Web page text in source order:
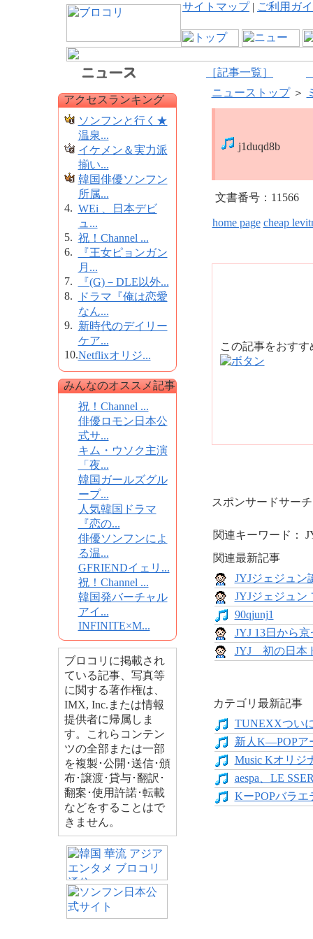
サイトマップ| ご利用ガ
［記事一覧］
アクセスランキング
ソンフンと行く★
温泉...
イケメン＆実力派
揃い...
韓国俳優ソンフン
所属...
4. WEi 、日本デビ
ュ...
5. 祝！Channel ...
6.
『王女ピョンガン
月...
7.
『(G)－DLE以外...
8.
ドラマ『俺は恋愛
なん...
9. 新時代のデイリー
ケア...
10.Netflixオリジ...
みんなのオススメ記事
祝！Channel ...
俳優ロモン日本公
式サ...
キム・ウソク主演
「夜...
韓国ガールズグル
ープ...
人気韓国ドラマ
『恋の...
俳優ソンフンによ
る温...
GFRIENDイェリ...
祝！Channel ...
韓国発バーチャル
アイ...
INFINITE×M...
ブロコリに掲載され
ている記事、写真等
に関する著作権は、
IMX, Inc.または情報
提供者に帰属しま
す。これらコンテン
ツの全部または一部
を複製･公開･送信･頒
布･譲渡･貸与･翻訳･
翻案･使用許諾･転載
などをすることはで
きません。
ニューストップ＞
j1duqd8b
文書番号：11566
home page cheap
この記事をおす
スポンサードサーチ
関連キーワード：
関連最新記事
JYJジェジュン
JYJジェジュン
90qjunj1
JYJ 13日から
JYJ 初の日本
カテゴリ最新記事
TUNEXXつい
新人K―POPア
Music Kオリジ
aespa、LE
KーPOPバラエ